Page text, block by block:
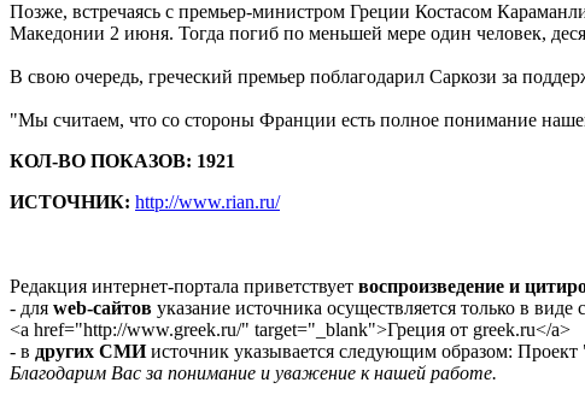
Позже, встречаясь с премьер-министром Греции Костасом
Македонии 2 июня. Тогда погиб по меньшей мере один человек,
В свою очередь, греческий премьер поблагодарил Саркози за
"Мы считаем, что со стороны Франции есть полное понимание
КОЛ-ВО ПОКАЗОВ: 1921
ИСТОЧНИК: http://www.rian.ru/
Редакция интернет-портала приветствует воспроизведение и
- для web-сайтов указание источника осуществляется только в
<a href="http://www.greek.ru/" target="_blank">Греция от greek.ru</a>
- в других СМИисточник указывается следующим образом: Проект
Благодарим Вас за понимание и уважение к нашей работе.